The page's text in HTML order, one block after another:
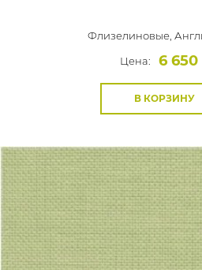
Флизелиновые,
Цена:
6 650
В КОРЗИНУ